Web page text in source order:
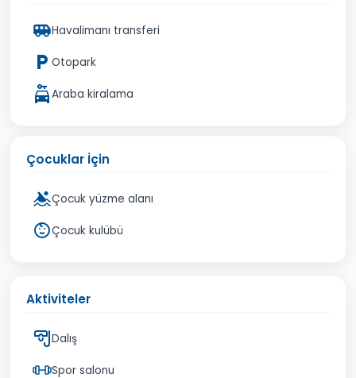
Havalimanı transferi
Otopark
Araba kiralama
Çocuklar İçin
Çocuk yüzme alanı
Çocuk kulübü
Aktiviteler
Dalış
Spor salonu